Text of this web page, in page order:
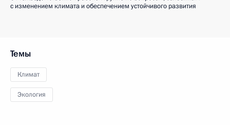
с изменением климата и обеспечением устойчивого развития
Темы
Климат
Экология